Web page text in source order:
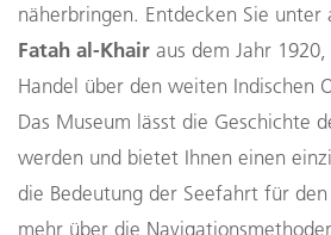
näherbringen. Entdecken Sie unter
Fatah al-Khair aus dem Jahr
Handel über den weiten Indischen
Das Museum lässt die Geschichte
werden und bietet Ihnen einen
die Bedeutung der Seefahrt für
mehr über die